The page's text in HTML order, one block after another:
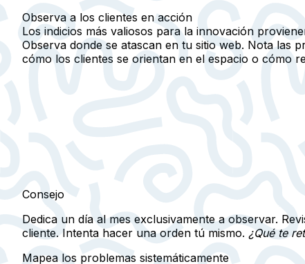
Observa a los clientes en acción
Los indicios más valiosos para la innovación
Observa donde se atascan en tu sitio web. Nota las
cómo los clientes se orientan en el espacio o cómo
Consejo
Dedica un día al mes exclusivamente a observar.
cliente. Intenta hacer una orden tú mismo. ¿Qué te
Mapea los problemas sistemáticamente